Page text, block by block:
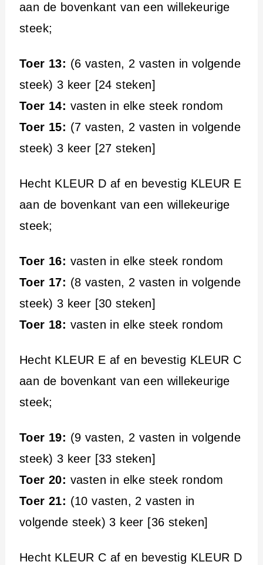
aan de bovenkant van een willekeurige
steek;
Toer 13: (6 vasten, 2 vasten in volgende
steek) 3 keer [24 steken]
Toer 14: vasten in elke steek rondom
Toer 15: (7 vasten, 2 vasten in volgende
steek) 3 keer [27 steken]
Hecht KLEUR D af en bevestig KLEUR E
aan de bovenkant van een willekeurige
steek;
Toer 16: vasten in elke steek rondom
Toer 17: (8 vasten, 2 vasten in volgende
steek) 3 keer [30 steken]
Toer 18: vasten in elke steek rondom
Hecht KLEUR E af en bevestig KLEUR C
aan de bovenkant van een willekeurige
steek;
Toer 19: (9 vasten, 2 vasten in volgende
steek) 3 keer [33 steken]
Toer 20: vasten in elke steek rondom
Toer 21: (10 vasten, 2 vasten in
volgende steek) 3 keer [36 steken]
Hecht KLEUR C af en bevestig KLEUR D